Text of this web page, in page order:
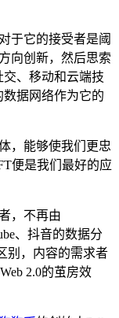
于它的接受者是阈
向创新，然后思索
交、移动和云端技
数据网络作为它的
，能够使我们更忠
便是我们最好的应
，不再由
、抖音的数据分
别，内容的需求者
2.0的茧房效